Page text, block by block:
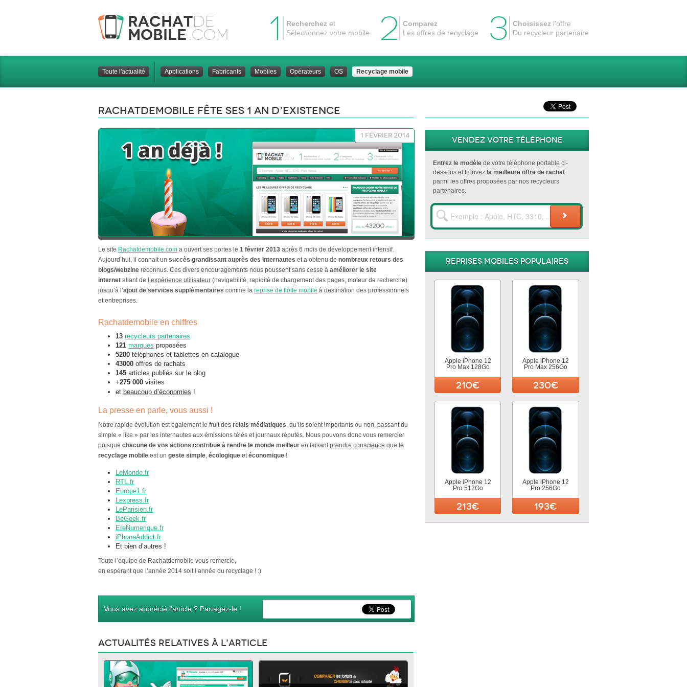
Rachatde
Mobile .com 3 Choisissez l'offre
Du recycleur partenaire
2
Comparez
Les offres de recyclage
1 Recherchez et
Sélectionnez votre mobile
Toute l'actualité Applications Fabricants Mobiles Opérateurs OS Recyclage mobile
Rachatdemobile fête ses 1 an d’existence
1 février 2014
Le site Rachatdemobile.com a ouvert ses portes le 1 février 2013 après 6 mois de développement intensif.
Aujourd’hui, il connait un succès grandissant auprès des internautes et a obtenu de nombreux retours des
blogs/webzine reconnus. Ces divers encouragements nous poussent sans cesse à améliorer le site
internet allant de l’expérience utilisateur (navigabilité, rapidité de chargement des pages, moteur de recherche)
jusqu’à l’ajout de services supplémentaires comme la reprise de flotte mobile à destination des professionnels
et entreprises.
Rachatdemobile en chiffres
13 recycleurs partenaires
121 marques proposées
5200 téléphones et tablettes en catalogue
43000 offres de rachats
145 articles publiés sur le blog
+275 000 visites
et beaucoup d’économies !
La presse en parle, vous aussi !
Notre rapide évolution est également le fruit des relais médiatiques, qu’ils soient importants ou non, passant du
simple « like » par les internautes aux émissions télés et journaux réputés. Nous pouvons donc vous remercier
puisque chacune de vos actions contribue à rendre le monde meilleur en faisantprendre conscience que le
recyclage mobile est un geste simple, écologique etéconomique !
LeMonde.fr
RTL.fr
Europe1.fr
Lexpress.fr
LeParisien.fr
BeGeek.fr
EreNumerique.fr
iPhoneAddict.fr
Et bien d’autres !
Toute l’équipe de Rachatdemobile vous remercie,
en espérant que l’année 2014 soit l’année du recyclage ! :)
Vous avez apprécié l'article ? Partagez-le !
Actualités relatives à l'article
Vendez votre téléphone
Entrez le modèle de votre téléphone portable ci-
dessous et trouvez la meilleure offre de rachat
parmi les offres proposées par nos recycleurs
partenaires.
Reprises mobiles populaires
Apple iPhone 12
Pro Max 128Go
210€
Apple iPhone 12
Pro Max 256Go
230€
Apple iPhone 12
Pro 512Go
213€
Apple iPhone 12
Pro 256Go
193€